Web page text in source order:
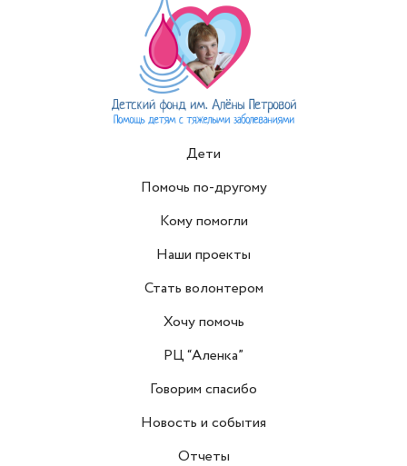
Дети
Помочь по-другому
Кому помогли
Наши проекты
Стать волонтером
Хочу помочь
РЦ “Аленка”
Говорим спасибо
Новость и события
Отчеты